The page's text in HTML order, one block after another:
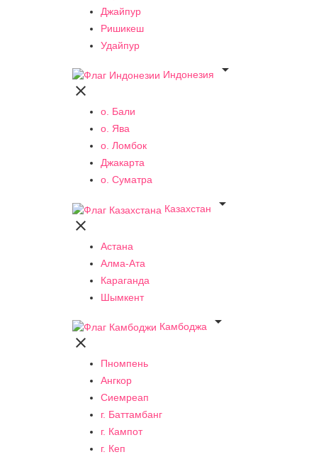
Джайпур
Ришикеш
Удайпур
Индонезия


о. Бали
о. Ява
о. Ломбок
Джакарта
о. Суматра
Казахстан


Астана
Алма-Ата
Караганда
Шымкент
Камбоджа


Пномпень
Ангкор
Сиемреап
г. Баттамбанг
г. Кампот
г. Кеп